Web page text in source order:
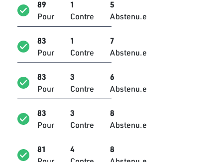
Ridha Dellai
Bloc Démocrate
Jamila Debbech
Bloc Ennahdha
Sayida Ounissi
Bloc Ennahdha
Neji Jmal
89
Pour
1
Contre
5
Abstenu.e
83
Pour
1
Contre
7
Abstenu.e
83
Pour
3
Contre
6
Abstenu.e
83
Pour
3
Contre
8
Abstenu.e
81
4
8